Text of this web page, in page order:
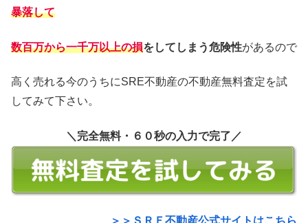
暴落して
数百万から一千万以上の損をしてしまう危険性があるので
高く売れる今のうちにSRE不動産の不動産無料査定を試
してみて下さい。
＼完全無料・６０秒の入力で完了／